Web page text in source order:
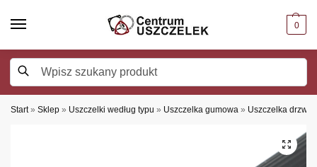
0
Start » Sklep » Uszczelki według typu » Uszczelka gumowa » Uszczelka drzwi